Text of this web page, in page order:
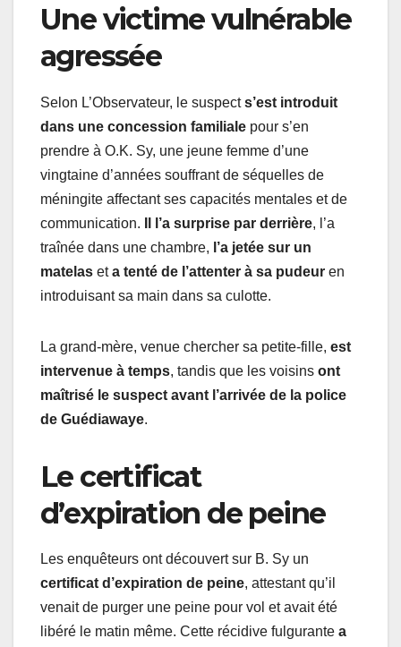
Une victime vulnérable
agressée
Selon L’Observateur, le suspects’est introduit
dans une concession familiale pour s’en
prendre à O.K. Sy, une jeune femme d’une
vingtaine d’années souffrant de séquelles de
méningite affectant ses capacités mentales et de
communication.
Il l’a surprise par derrière, l’a
traînée dans une chambre, l’a jetée sur un
matelas eta tenté de l’attenter à sa pudeur en
introduisant sa main dans sa culotte.
La grand-mère, venue chercher sa petite-fille, est
intervenue à temps, tandis que les voisins ont
maîtrisé le suspect avant l’arrivée de la police
de Guédiawaye.
Le certificat
d’expiration de peine
Les enquêteurs ont découvert sur B. Sy un
certificat d’expiration de peine, attestant qu’il
venait de purger une peine pour vol et avait été
libéré le matin même. Cette récidive fulgurante a